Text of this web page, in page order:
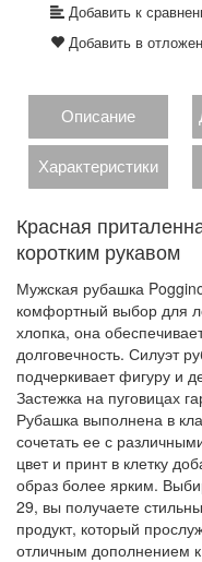
Добавить к
Добавить в
Описание
Характеристики
Красная
коротким рукавом
Мужская рубашка
комфортный выбор для
хлопка, она
долговечность. Силуэт
подчеркивает фигуру и
Застежка на пуговицах
Рубашка выполнена в
сочетать ее с
цвет и принт в клетку
образ более ярким.
29, вы получаете
продукт, который
отличным дополнением